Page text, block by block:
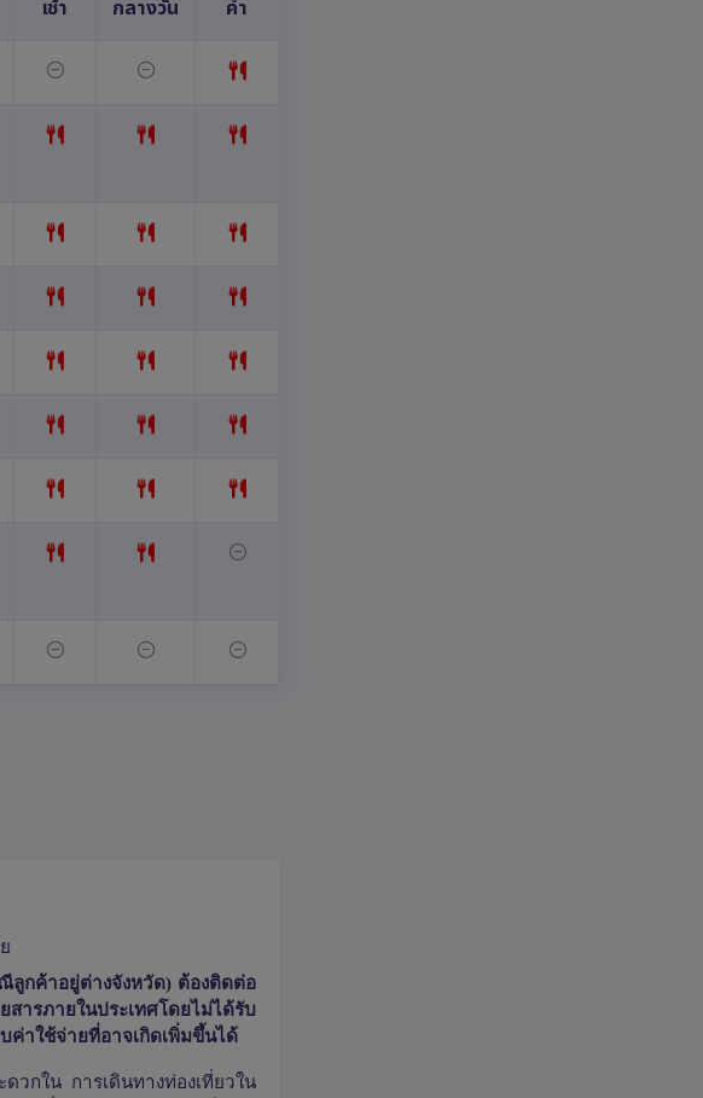
เช้า กลางวัน ค่ำ
ลูกค้าอยู่ต่างจังหวัด) ต้องติดต่อ
ารภายในประเทศโดยไม่ได้รับ
ค่าใช้จ่ายที่อาจเกิดเพิ่มขึ้นได้
วกใน การเดินทางท่องเที่ยวใน